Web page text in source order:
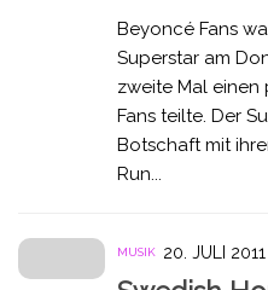
Beyoncé Fans
Superstar am
zweite Mal einen
Fans teilte. Der
Botschaft mit
Run...
MUSIK 20. JULI 2011